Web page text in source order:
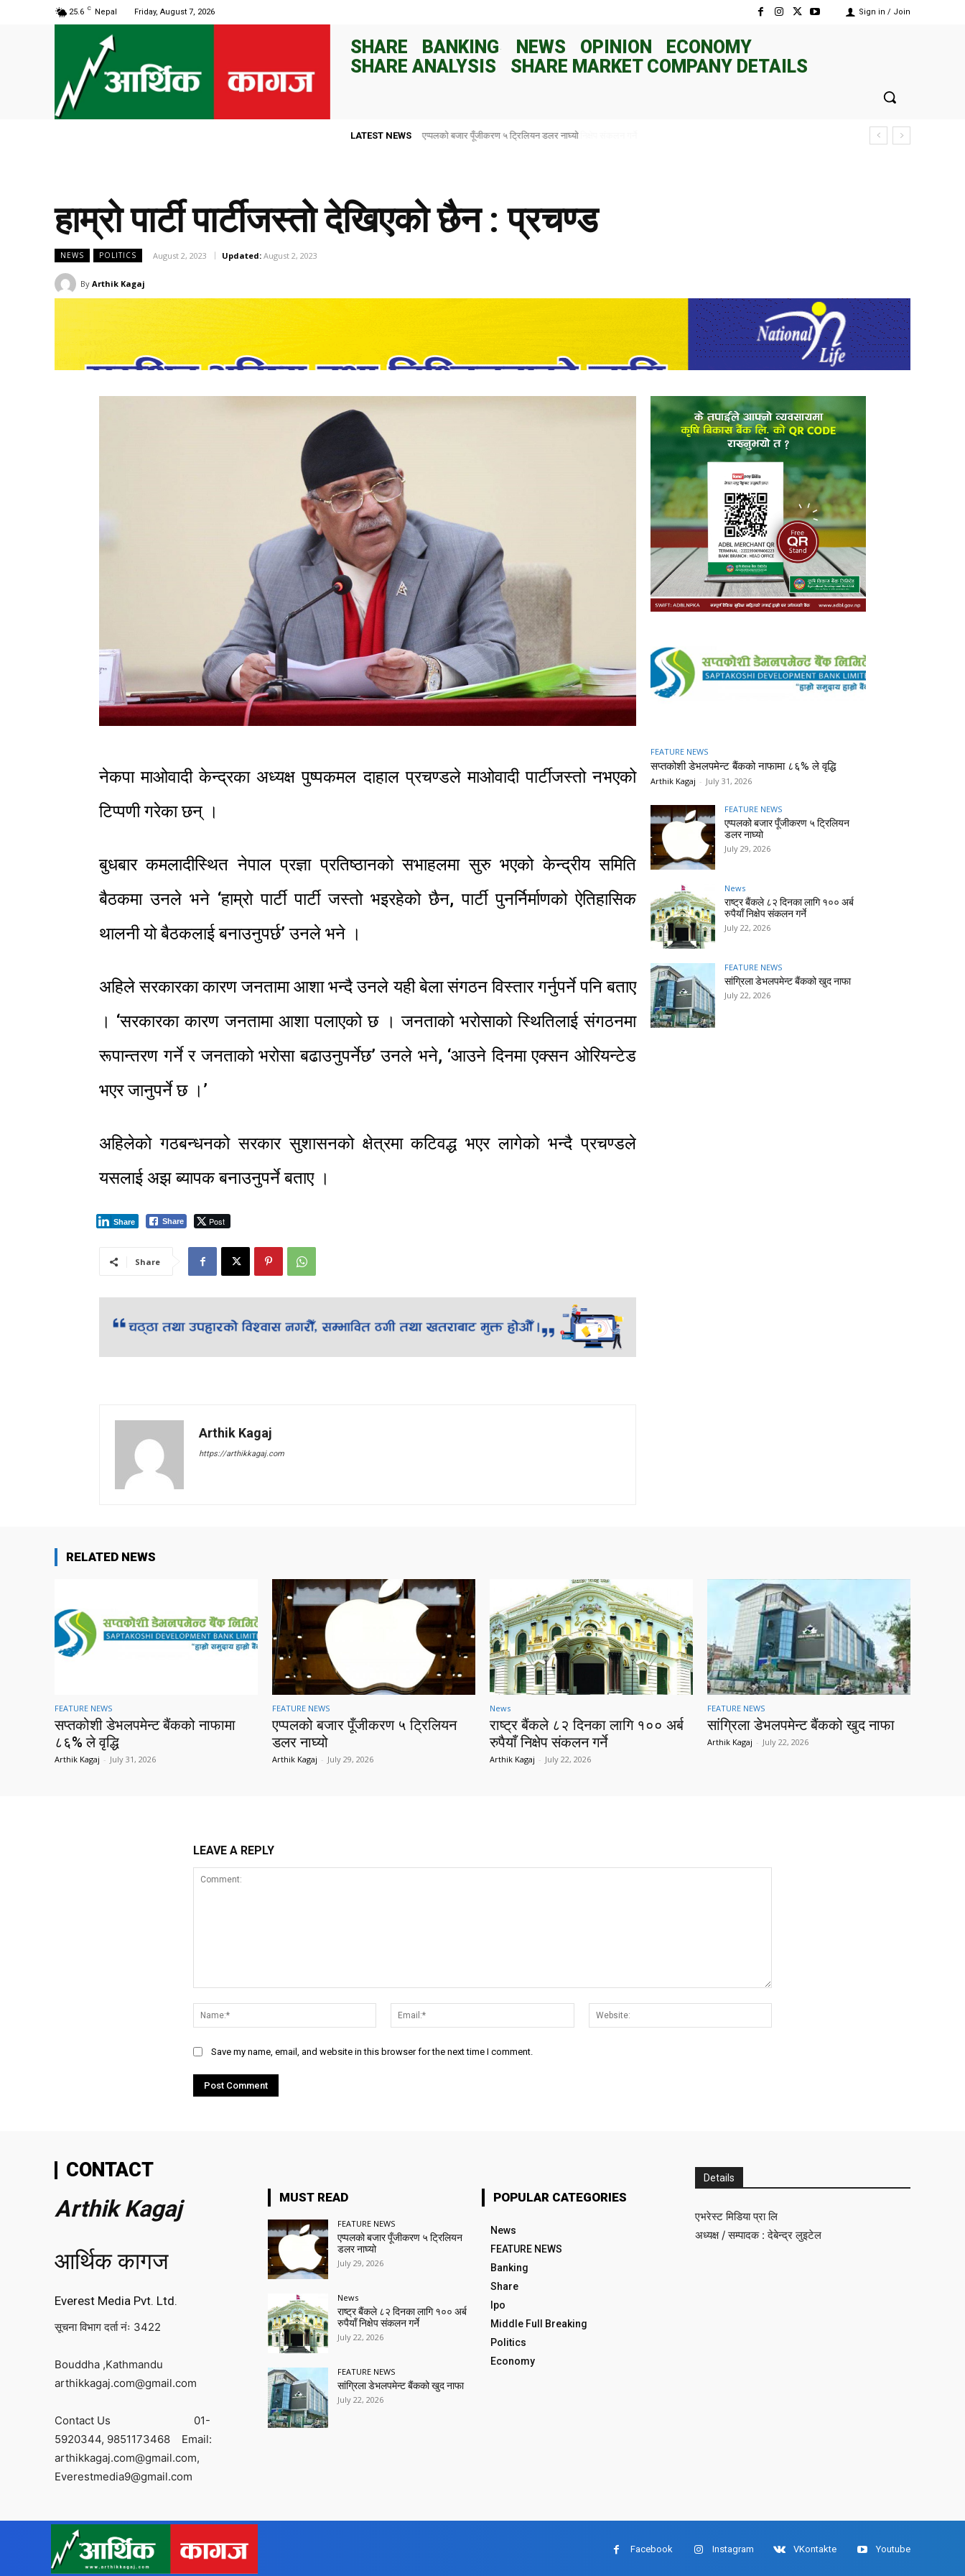
25.6 C Nepal Friday, August 7, 2026 Sign in / Join
SHARE BANKING NEWS OPINION
ECONOMY
SHARE ANALYSIS
SHARE MARKET COMPANY DETAILS
LATEST NEWS राष्ट्र बैंकले ८२ दिनका लागि १०० अर्ब रुपैयाँ निक्षेप संकलन गर्ने
हाम्रो पार्टी पार्टीजस्तो देखिएको छैन : प्रचण्ड
NEWS POLITICS August 2, 2023 Updated: August 2, 2023
By Arthik Kagaj
नेकपा माओवादी केन्द्रका अध्यक्ष पुष्पकमल दाहाल प्रचण्डले माओवादी पार्टीजस्तो नभएको
टिप्पणी गरेका छन् ।
बुधबार कमलादीस्थित नेपाल प्रज्ञा प्रतिष्ठानको सभाहलमा सुरु भएको केन्द्रीय समिति
बैठकमा उनले भने ‘हाम्रो पार्टी पार्टी जस्तो भइरहेको छैन, पार्टी पुनर्निर्माणको ऐतिहासिक
थालनी यो बैठकलाई बनाउनुपर्छ’ उनले भने ।
अहिले सरकारका कारण जनतामा आशा भन्दै उनले यही बेला संगठन विस्तार गर्नुपर्ने पनि बताए
। ‘सरकारका कारण जनतामा आशा पलाएको छ । जनताको भरोसाको स्थितिलाई संगठनमा
रूपान्तरण गर्ने र जनताको भरोसा बढाउनुपर्नेछ’ उनले भने, ‘आउने दिनमा एक्सन ओरियन्टेड
भएर जानुपर्ने छ ।’
अहिलेको गठबन्धनको सरकार सुशासनको क्षेत्रमा कटिवद्ध भएर लागेको भन्दै प्रचण्डले
यसलाई अझ ब्यापक बनाउनुपर्ने बताए ।
Share Post
Share
Share
Arthik Kagaj
https://arthikkagaj.com
FEATURE NEWS
सप्तकोशी डेभलपमेन्ट बैंकको नाफामा ८६% ले वृद्धि
Arthik Kagaj - July 31, 2026
FEATURE NEWS
एप्पलको बजार पूँजीकरण ५ ट्रिलियन
डलर नाघ्यो
July 29, 2026
News
राष्ट्र बैंकले ८२ दिनका लागि १०० अर्ब
रुपैयाँ निक्षेप संकलन गर्ने
July 22, 2026
FEATURE NEWS
सांग्रिला डेभलपमेन्ट बैंकको खुद नाफा
July 22, 2026
RELATED NEWS
FEATURE NEWS
सप्तकोशी डेभलपमेन्ट बैंकको नाफामा
८६% ले वृद्धि
Arthik Kagaj - July 31, 2026
FEATURE NEWS
एप्पलको बजार पूँजीकरण ५ ट्रिलियन
डलर नाघ्यो
Arthik Kagaj - July 29, 2026
News
राष्ट्र बैंकले ८२ दिनका लागि १०० अर्ब
रुपैयाँ निक्षेप संकलन गर्ने
Arthik Kagaj - July 22, 2026
FEATURE NEWS
सांग्रिला डेभलपमेन्ट बैंकको खुद नाफा
Arthik Kagaj - July 22, 2026
LEAVE A REPLY
Name:*
Email:*
Save my name, email, and website in this browser for the next time I comment.
CONTACT
Arthik Kagaj
आर्थिक कागज
Everest Media Pvt. Ltd.
सूचना विभाग दर्ता नंः 3422
Bouddha ,Kathmandu
arthikkagaj.com@gmail.com
Contact Us 01-
5920344, 9851173468 Email:
arthikkagaj.com@gmail.com,
Everestmedia9@gmail.com
MUST READ
FEATURE NEWS
एप्पलको बजार पूँजीकरण ५ ट्रिलियन
डलर नाघ्यो
July 29, 2026
News
राष्ट्र बैंकले ८२ दिनका लागि १०० अर्ब
रुपैयाँ निक्षेप संकलन गर्ने
July 22, 2026
FEATURE NEWS
सांग्रिला डेभलपमेन्ट बैंकको खुद नाफा
July 22, 2026
POPULAR CATEGORIES
News
FEATURE NEWS
Banking
Share
Ipo
Middle Full Breaking
Politics
Economy
Details
एभरेस्ट मिडिया प्रा लि
अध्यक्ष / सम्पादक : देबेन्द्र लुइटेल
Facebook Instagram VKontakte Youtube